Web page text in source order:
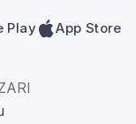
Play App Store